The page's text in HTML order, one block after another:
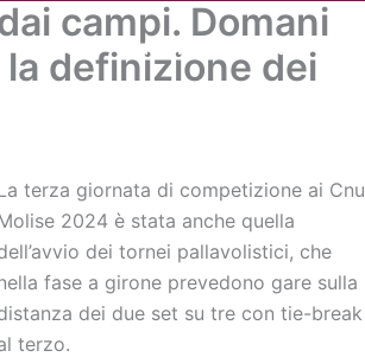
Attività News Media
campi. Domani
definizione dei
terza giornata di competizione ai Cnu
2024 è stata anche quella
dei tornei pallavolistici, che
fase a girone prevedono gare sulla
dei due set su tre con tie-break
terzo.